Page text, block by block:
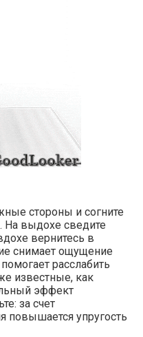
стороны и согните
На выдохе сведите
вернитесь в
снимает ощущение
расслабить
известные, как
эффект
за счет
повышается упругость